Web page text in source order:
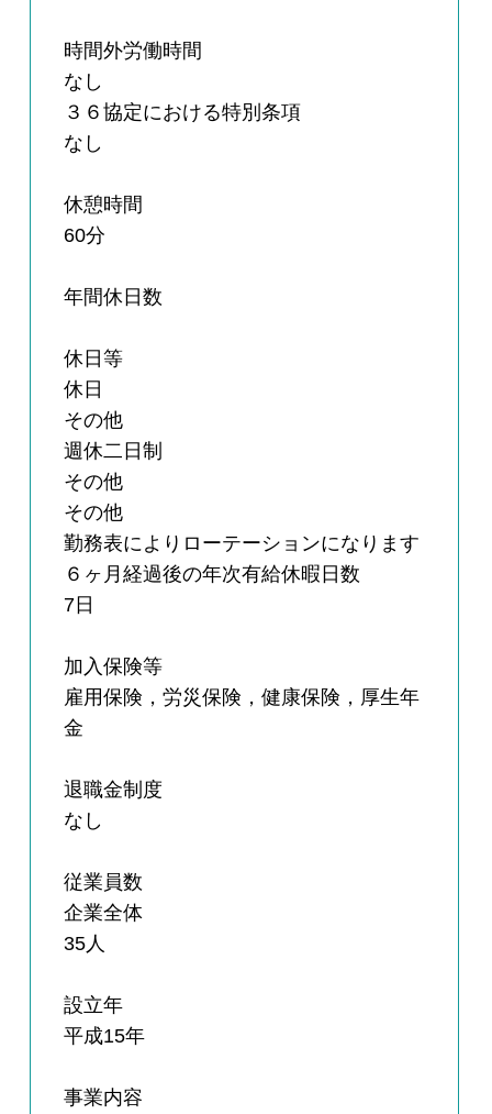
時間外労働時間
なし
３６協定における特別条項
なし
休憩時間
60分
年間休日数
休日等
休日
その他
週休二日制
その他
その他
勤務表によりローテーションになります
６ヶ月経過後の年次有給休暇日数
7日
加入保険等
雇用保険，労災保険，健康保険，厚生年
金
退職金制度
なし
従業員数
企業全体
35人
設立年
平成15年
事業内容